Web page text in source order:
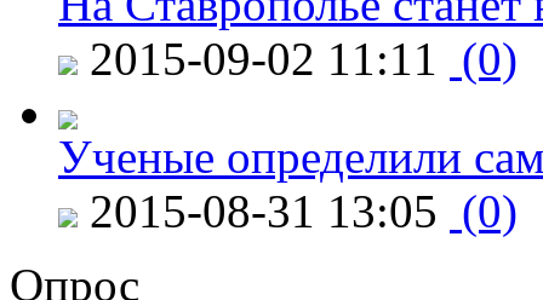
2015-09-02 11:11 (0)
Ученые определили
2015-08-31 13:05 (0)
Опрос